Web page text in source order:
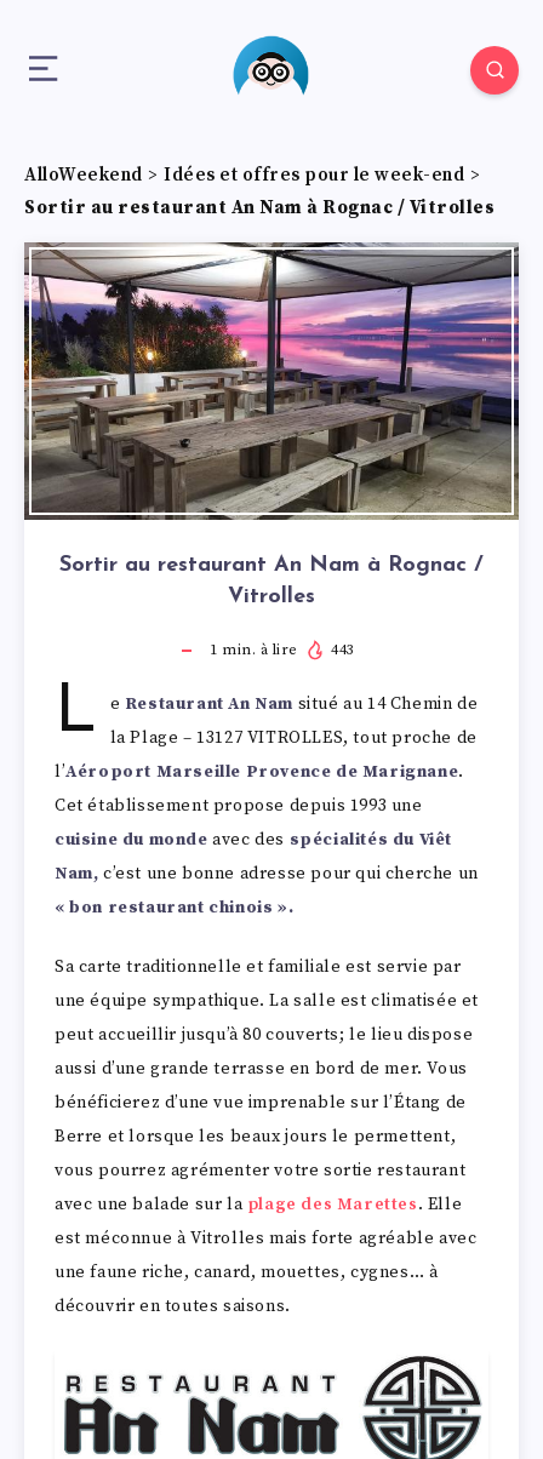
AlloWeekend > Idées et offres pour le week-end >
Sortir au restaurant An Nam à Rognac / Vitrolles
Sortir au restaurant An Nam à Rognac /
Vitrolles
1 min. à lire 443
L e Restaurant An Nam situé au 14 Chemin de
la Plage – 13127 VITROLLES, tout proche de
l’Aéroport Marseille Provence de Marignane.
Cet établissement propose depuis 1993 une
cuisine du monde avec des spécialités du Viêt
Nam, c’est une bonne adresse pour qui cherche un
« bon restaurant chinois ».
Sa carte traditionnelle et familiale est servie par
une équipe sympathique. La salle est climatisée et
peut accueillir jusqu’à 80 couverts; le lieu dispose
aussi d’une grande terrasse en bord de mer. Vous
bénéficierez d’une vue imprenable sur l’Étang de
Berre et lorsque les beaux jours le permettent,
vous pourrez agrémenter votre sortie restaurant
avec une balade sur la plage des Marettes. Elle
est méconnue à Vitrolles mais forte agréable avec
une faune riche, canard, mouettes, cygnes… à
découvrir en toutes saisons.